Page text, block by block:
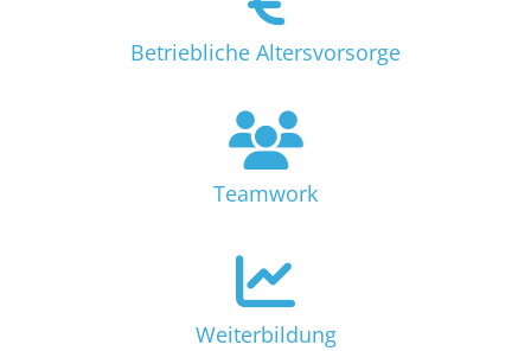
Betriebliche Altersvorsorge
Teamwork
Weiterbildung